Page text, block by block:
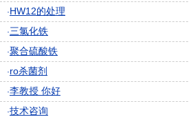
·HW12的处理
·三氯化铁
·聚合硫酸铁
·ro杀菌剂
·李教授 你好
·技术咨询